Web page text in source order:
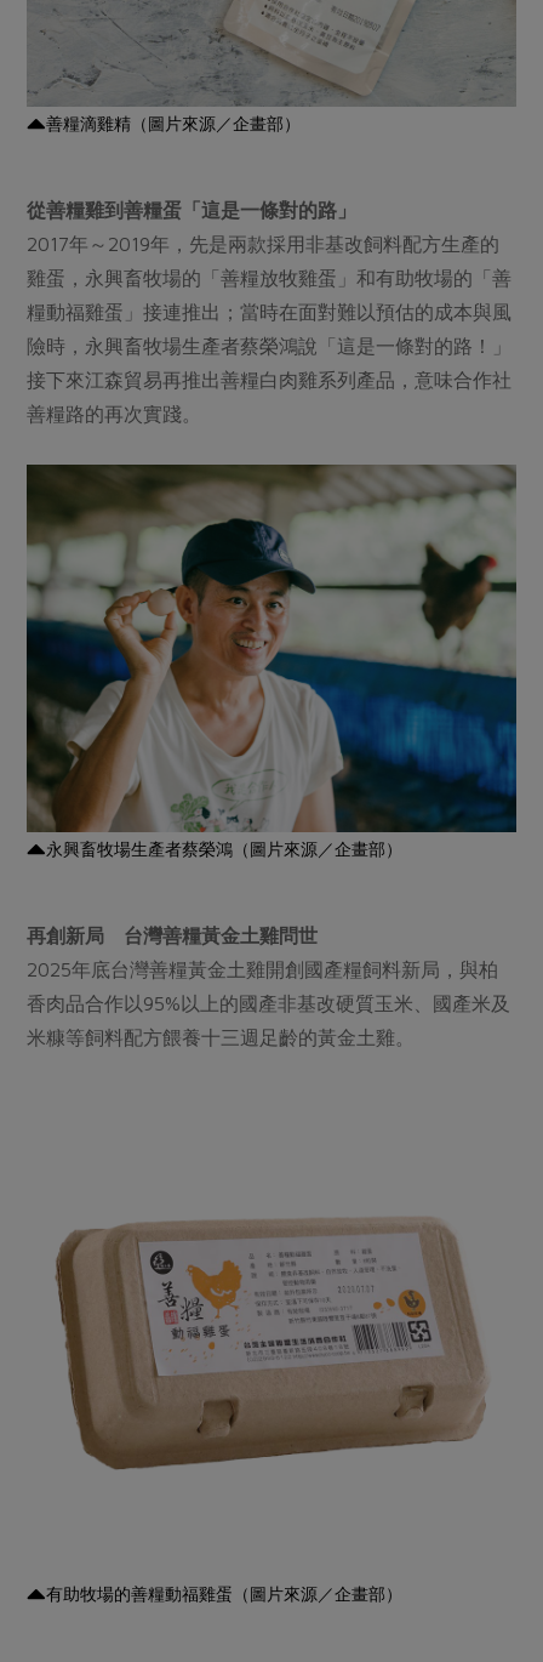
善糧滴雞精（圖片來源／企畫部）
從善糧雞到善糧蛋「這是一條對的路」
2017年～2019年，先是兩款採用非基改飼料配方生產的
雞蛋，永興畜牧場的「善糧放牧雞蛋」和有助牧場的「善
糧動福雞蛋」接連推出；當時在面對難以預估的成本與風
險時，永興畜牧場生產者蔡榮鴻說「這是一條對的路！」
接下來江森貿易再推出善糧白肉雞系列產品，意味合作社
善糧路的再次實踐。
永興畜牧場生產者蔡榮鴻（圖片來源／企畫部）
再創新局 台灣善糧黃金土雞問世
2025年底台灣善糧黃金土雞開創國產糧飼料新局，與柏
香肉品合作以95%以上的國產非基改硬質玉米、國產米及
米糠等飼料配方餵養十三週足齡的黃金土雞。
有助牧場的善糧動福雞蛋（圖片來源／企畫部）